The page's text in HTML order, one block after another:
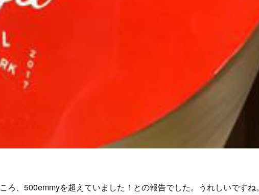
ろ、500emmyを超えていました！との報告でした。うれしいですね。